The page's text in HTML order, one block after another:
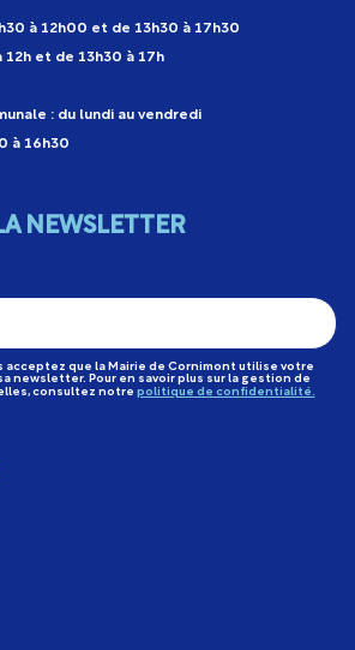
à 12h00 et de 13h30 à 17h30
12h et de 13h30 à 17h
: du lundi au vendredi
à 16h30
NEWSLETTER
acceptez que la Mairie de Cornimont utilise votre
newsletter. Pour en savoir plus sur la gestion de
consultez notre politique de confidentialité.